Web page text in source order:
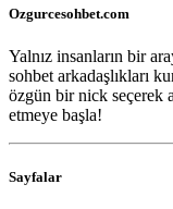
Ozgurcesohbet.com
Yalnız insanların bir
sohbet arkadaşlıkları
özgün bir nick seçerek
etmeye başla!
Sayfalar